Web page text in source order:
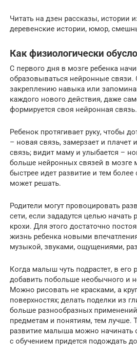
Читать на дзен рассказы, истории
деревенские истории, юмор,
Как физиологически
С первого дня в мозге ребенка
образовываться нейронные связи.
закреплению навыка или
каждого нового действия, даже
формируется своя нейронная связь.
Ребенок протягивает руку, чтобы
– новая связь, замерзает и плачет
связь; видит маму и улыбается –
больше нейронных связей в мозге
быстрее идет развитие и тем
может решать.
Родители могут провоцировать
сети, если зададутся целью начать
крохи. Для этого достаточно
жизнь ребенка новыми
музыкой, звуками, ощущениями,
Когда малыш чуть подрастет, в его
добавить побольше необычного и
Можно рисовать не красками, а
поверхностях; делать поделки из
больше разнообразных
предметам и понятиям, тем лучше.
развитие малыша можно начинать
с обучением придется подождать